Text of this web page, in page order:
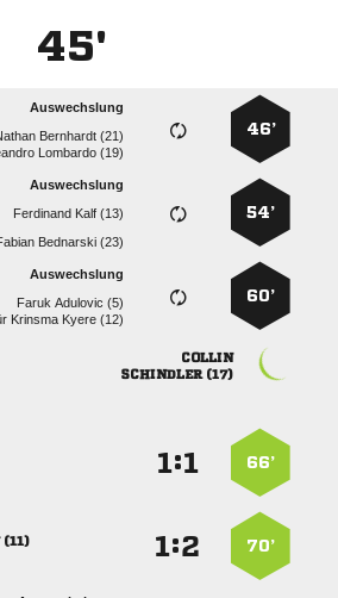
45'
46’
Auswechslung
 
 
54’
Auswechslung
  
 
60’
Auswechslung
  
  

 
66’
:
70’
: